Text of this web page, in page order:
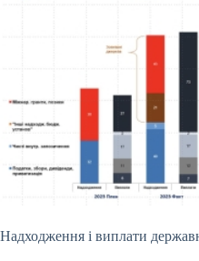
Надходження і виплати